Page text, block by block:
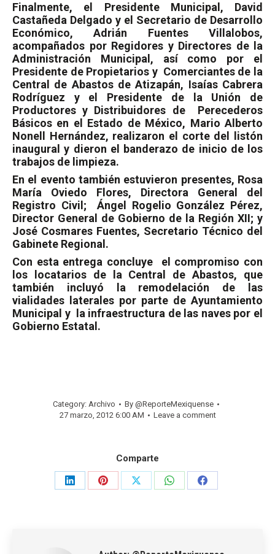
Finalmente, el Presidente Municipal, David
Castañeda Delgado y el Secretario de Desarrollo
Económico, Adrián Fuentes Villalobos,
acompañados por Regidores y Directores de la
Administración Municipal, así como por el
Presidente de Propietarios y Comerciantes de la
Central de Abastos de Atizapán, Isaías Cabrera
Rodríguez y el Presidente de la Unión de
Productores y Distribuidores de
Perecederos
Básicos en el Estado de México, Mario Alberto
Nonell Hernández, realizaron el corte del listón
inaugural y dieron el banderazo de inicio de los
trabajos de limpieza.
En el evento también estuvieron presentes, Rosa
María Oviedo Flores, Directora General del
Registro Civil;
Ángel Rogelio González Pérez,
Director General de Gobierno de la Región XII; y
José Cosmares Fuentes, Secretario Técnico del
Gabinete Regional.
Con esta entrega concluye
el compromiso con
los locatarios de la Central de Abastos, que
también incluyó la remodelación de las
vialidades laterales por parte de Ayuntamiento
Municipal y
la infraestructura de las naves por el
Gobierno Estatal.
Category: Archivo By @ReporteMexiquense
27 marzo, 2012 6:00 AM
Leave a comment
Comparte
Share
Share
Share
Share
Share